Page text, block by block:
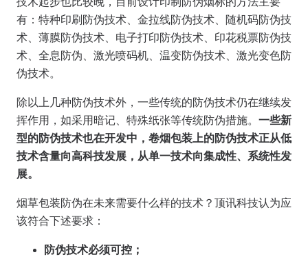
有：特种印刷防伪技术、金拉线防伪技术、随机码防伪技
术、薄膜防伪技术、电子打印防伪技术、印花税票防伪技
术、全息防伪、激光喷码机、温变防伪技术、激光变色防
伪技术。
除以上几种防伪技术外，一些传统的防伪技术仍在继续发
挥作用，如采用暗记、特殊纸张等传统防伪措施。 一些新
型的防伪技术也在开发中，卷烟包装上的防伪技术正从低
技术含量向高科技发展，从单一技术向集成性、系统性发
展。
烟草包装防伪在未来需要什么样的技术？顶讯科技认为应
该符合下述要求：
防伪技术必须可控；